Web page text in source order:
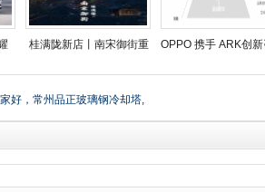
桂满陇新店丨南宋御街重 OPPO 携手 ARK创
好，常州品正玻璃钢冷却塔,